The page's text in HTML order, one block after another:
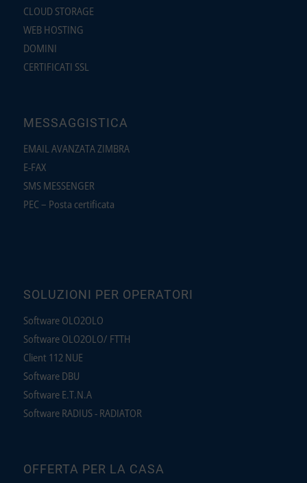
CLOUD STORAGE
WEB HOSTING
DOMINI
CERTIFICATI SSL
MESSAGGISTICA
EMAIL AVANZATA ZIMBRA
E-FAX
SMS MESSENGER
PEC – Posta certificata
SOLUZIONI PER OPERATORI
Software OLO2OLO
Software OLO2OLO/ FTTH
Client 112 NUE
Software DBU
Software E.T.N.A
Software RADIUS - RADIATOR
OFFERTA PER LA CASA